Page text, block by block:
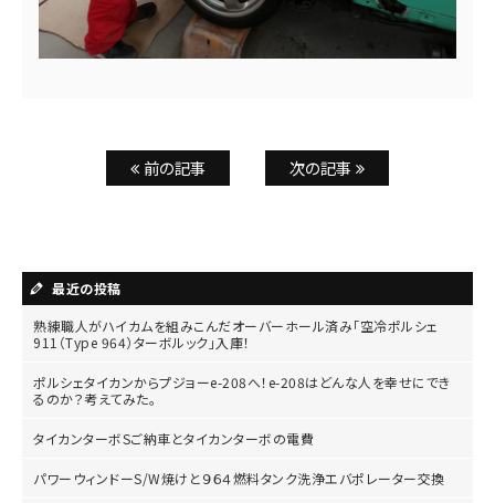
前の記事 次の記事
最近の投稿
熟練職人がハイカムを組みこんだオーバーホール済み「空冷ポルシェ
911（Type 964）ターボルック」入庫！
ポルシェタイカンからプジョーe-208へ！e-208はどんな人を幸せにでき
るのか？考えてみた。
タイカンターボSご納車とタイカンターボの電費
パワーウィンドーS/W焼けと９６４燃料タンク洗浄エバポレーター交換